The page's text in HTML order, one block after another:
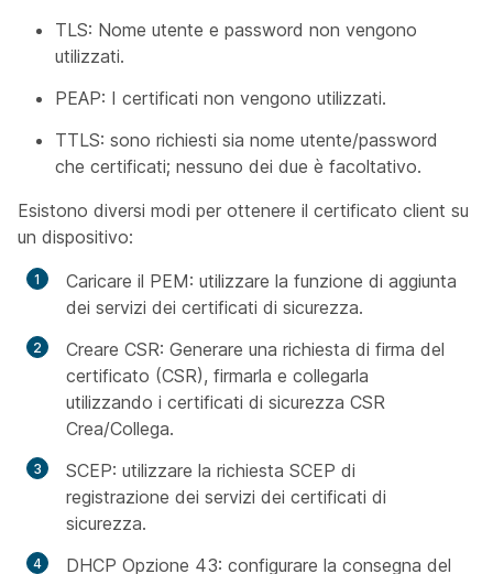
TLS: Nome utente e password non vengono
utilizzati.
PEAP: I certificati non vengono utilizzati.
TTLS: sono richiesti sia nome utente/password
che certificati; nessuno dei due è facoltativo.
Esistono diversi modi per ottenere il certificato client su
un dispositivo:
Caricare il PEM: utilizzare la funzione di aggiunta
dei servizi dei certificati di sicurezza.
Creare CSR: Generare una richiesta di firma del
certificato (CSR), firmarla e collegarla
utilizzando i certificati di sicurezza CSR
Crea/Collega.
SCEP: utilizzare la richiesta SCEP di
registrazione dei servizi dei certificati di
sicurezza.
DHCP Opzione 43: configurare la consegna del